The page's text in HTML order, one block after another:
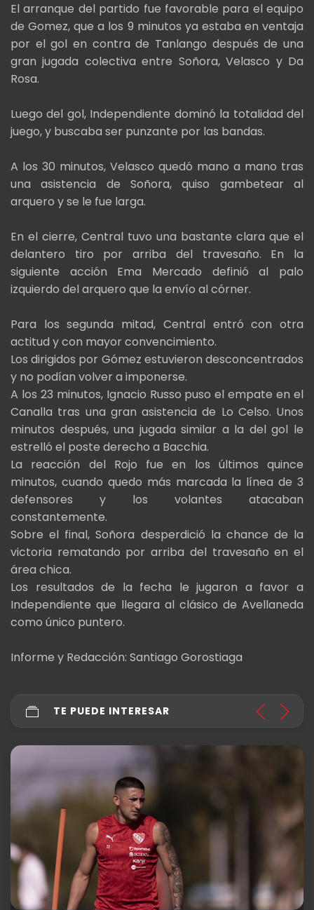
El arranque del partido fue favorable para el equipo
de Gomez, que a los 9 minutos ya estaba en ventaja
por el gol en contra de Tanlango después de una
gran jugada colectiva entre Soñora, Velasco y Da
Rosa.
Luego del gol, Independiente dominó la totalidad del
juego, y buscaba ser punzante por las bandas.
A los 30 minutos, Velasco quedó mano a mano tras
una asistencia de Soñora, quiso gambetear al
arquero y se le fue larga.
En el cierre, Central tuvo una bastante clara que el
delantero tiro por arriba del travesaño. En la
siguiente acción Ema Mercado definió al palo
izquierdo del arquero que la envío al córner.
Para los segunda mitad, Central entró con otra
actitud y con mayor convencimiento.
Los dirigidos por Gómez estuvieron desconcentrados
y no podían volver a imponerse.
A los 23 minutos, Ignacio Russo puso el empate en el
Canalla tras una gran asistencia de Lo Celso. Unos
minutos después, una jugada similar a la del gol le
estrelló el poste derecho a Bacchia.
La reacción del Rojo fue en los últimos quince
minutos, cuando quedo más marcada la línea de 3
defensores y los volantes atacaban
constantemente.
Sobre el final, Soñora desperdició la chance de la
victoria rematando por arriba del travesaño en el
área chica.
Los resultados de la fecha le jugaron a favor a
Independiente que llegara al clásico de Avellaneda
como único puntero.
Informe y Redacción: Santiago Gorostiaga
TE PUEDE INTERESAR